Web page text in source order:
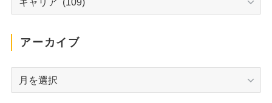
リアーカイブ